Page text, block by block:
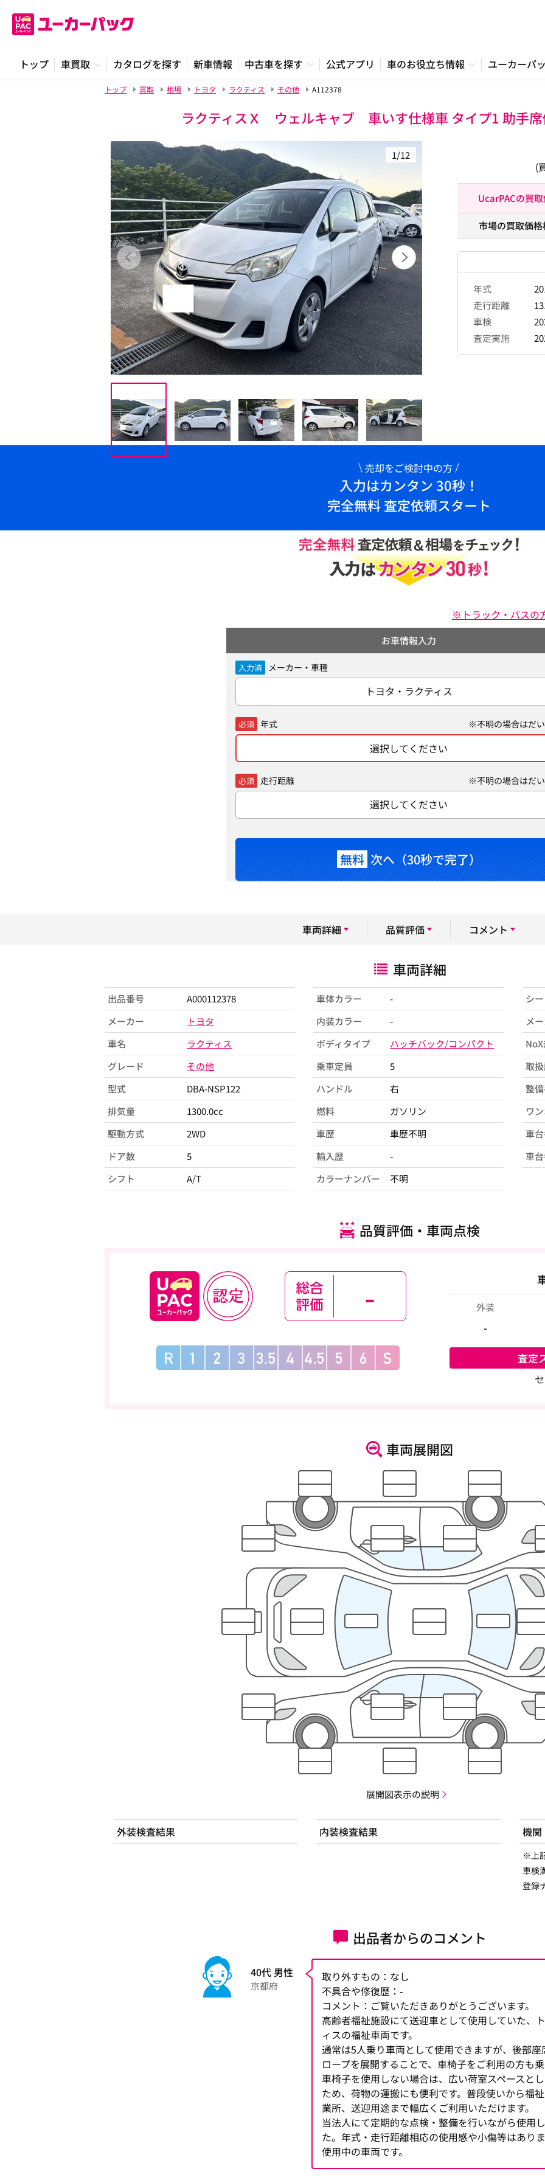
トップ 車買取 カタログを探す 新車情報 中古車を探す 公式アプリ 車のお役立ち情報 ユーカーパ
トップ 買取 相場 トヨタ ラクティス その他 A112378
ラクティスＸ ウェルキャブ 車いす仕様車 タイプ1 助手席
1/12
(
UcarPACの買
市場の買取価格
年式
走行距離
車検
査定実施
売却をご検討中の方
入力はカンタン 30秒！
完全無料 査定依頼スタート
※トラック・バスの
お車情報入力
入力済 メーカー・車種
トヨタ・ラクティス
必須 年式 ※不明の場合はだ
選択してください
必須 走行距離 ※不明の場合はだ
選択してください
無料 次へ（30秒で完了）
車両詳細 品質評価 コメント
車両詳細
出品番号
A000112378
メーカー
トヨタ
車名
ラクティス
グレード
その他
型式
DBA-NSP122
排気量
1300.0cc
駆動方式
2WD
ドア数
5
シフト
A/T
車体カラー
-
内装カラー
-
ボディタイプ
ハッチバック/コンパクト
乗車定員
5
ハンドル
右
燃料
ガソリン
車歴
車歴不明
輸入歴
-
カラーナンバー
不明
シ
メ
取
整
ワ
車
車
品質評価・車両点検
- 外装
-
査定
車両展開図
展開図表示の説明
外装検査結果 内装検査結果 機関
※上
車検
登録
出品者からのコメント
40代 男性
京都府
取り外すもの：なし
不具合や修復歴：-
コメント：ご覧いただきありがとうございます。
高齢者福祉施設にて送迎車として使用していた、
ィスの福祉車両です。
通常は5人乗り車両として使用できますが、後部
ロープを展開することで、車椅子をご利用の方も
車椅子を使用しない場合は、広い荷室スペースと
ため、荷物の運搬にも便利です。普段使いから福
業所、送迎用途まで幅広くご利用いただけます。
当法人にて定期的な点検・整備を行いながら使用
た。年式・走行距離相応の使用感や小傷等はあり
使用中の車両です。